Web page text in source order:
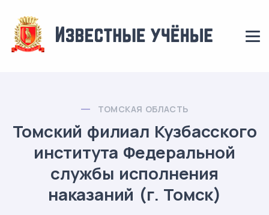
ТОМСКАЯ ОБЛАСТЬ
Томский филиал Кузбасского
института Федеральной
службы исполнения
наказаний (г. Томск)